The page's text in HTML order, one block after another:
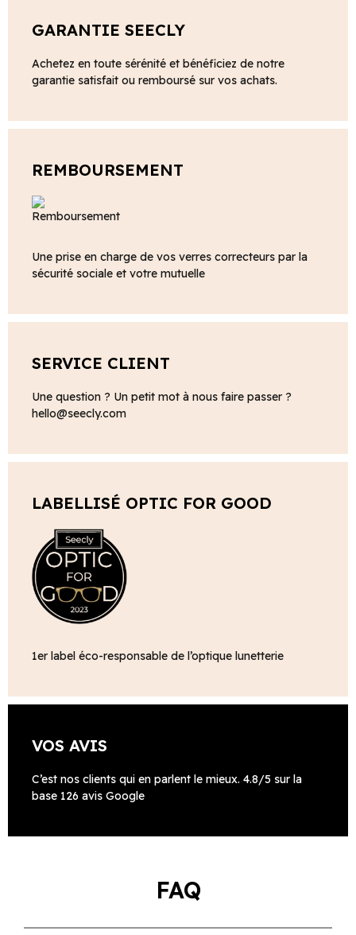
GARANTIE SEECLY
Achetez en toute sérénité et bénéficiez de notre
garantie satisfait ou remboursé sur vos achats.
REMBOURSEMENT
Une prise en charge de vos verres correcteurs par la
sécurité sociale et votre mutuelle
SERVICE CLIENT
Une question ? Un petit mot à nous faire passer ?
hello@seecly.com
LABELLISÉ OPTIC FOR GOOD
1er label éco-responsable de l’optique lunetterie
VOS AVIS
C’est nos clients qui en parlent le mieux. 4.8/5 sur la
base 126 avis Google
FAQ